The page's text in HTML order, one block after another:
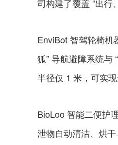
司构建了覆盖 “出行
EnviBot 智驾轮椅机
狐” 导航避障系统与
半径仅 1 米，可实
BioLoo 智能二便护
泄物自动清洁、烘